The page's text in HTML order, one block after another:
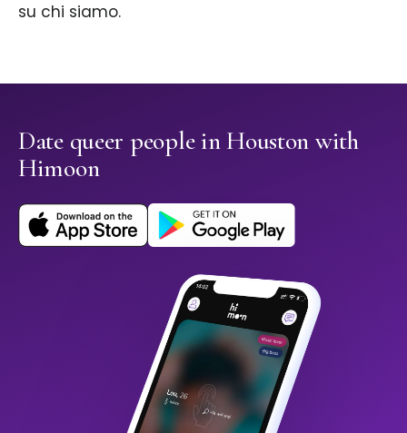
su chi siamo.
Date queer people in Houston with
Himoon